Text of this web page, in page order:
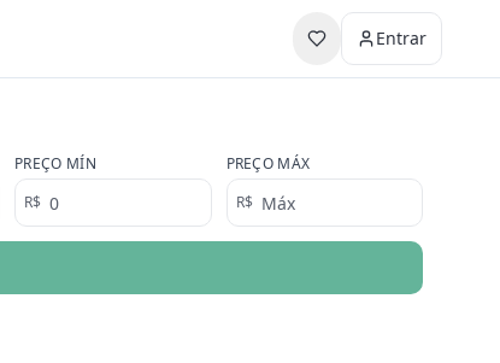
Entrar
PREÇO MÍN
R$
PREÇO MÁX
R$